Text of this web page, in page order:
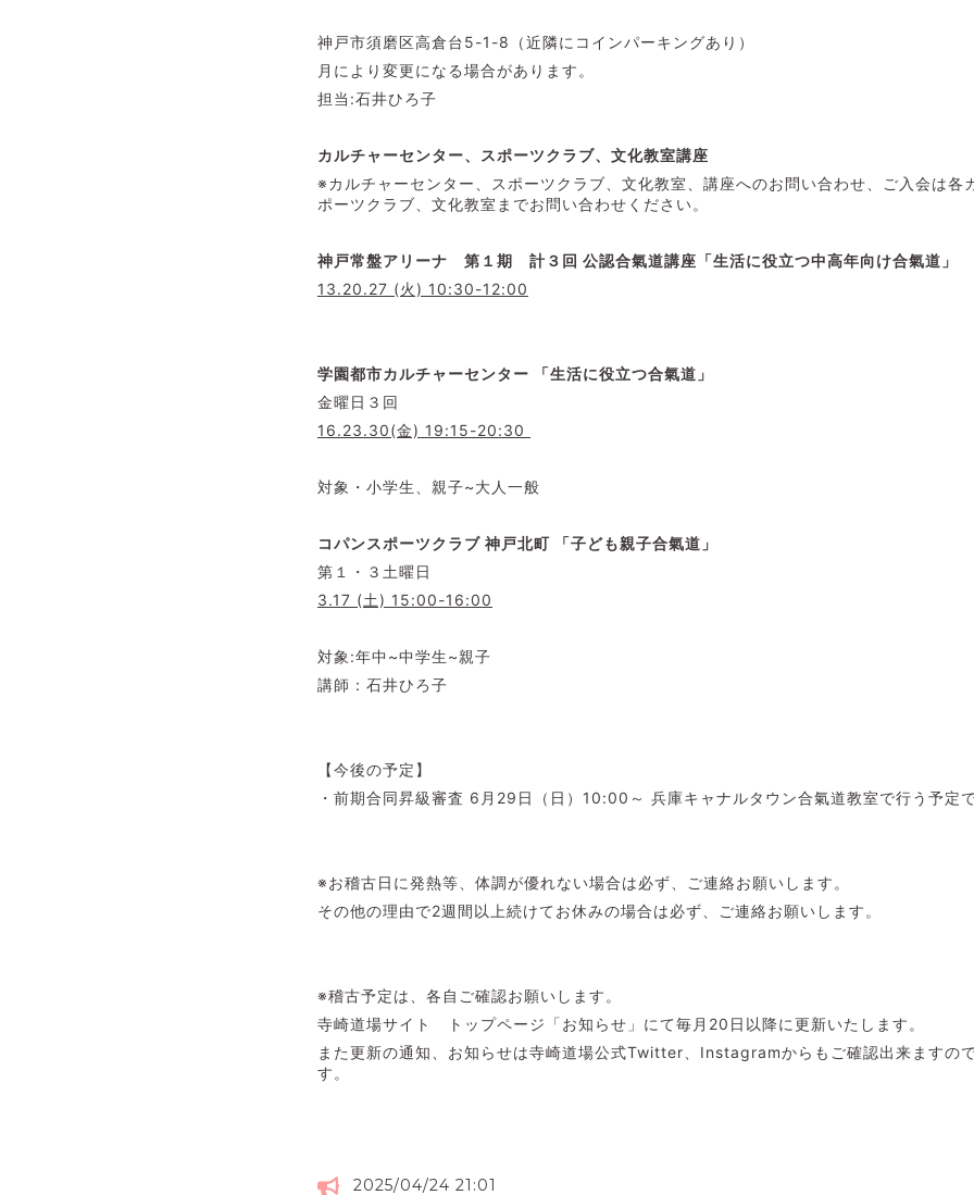
神戸市須磨区高倉台5-1-8（近隣にコインパーキングあり）
月により変更になる場合があります。
担当:石井ひろ子
カルチャーセンター、スポーツクラブ、文化教室講座
※カルチャーセンター、スポーツクラブ、文化教室、講座へのお問い合わせ、ご入会は各
ポーツクラブ、文化教室までお問い合わせください。
神戸常盤アリーナ 第１期 計３回 公認合氣道講座「生活に役立つ中高年向け合氣道」
13.20.27 (火) 10:30-12:00
学園都市カルチャーセンター 「生活に役立つ合氣道」
金曜日３回
16.23.30(金) 19:15-20:30
対象・小学生、親子~大人一般
コパンスポーツクラブ 神戸北町 「子ども親子合氣道」
第１・３土曜日
3.17 (土) 15:00-16:00
対象:年中~中学生~親子
講師：石井ひろ子
【今後の予定】
・前期合同昇級審査 6月29日（日）10:00～ 兵庫キャナルタウン合氣道教室で行う予定で
※お稽古日に発熱等、体調が優れない場合は必ず、ご連絡お願いします。
その他の理由で2週間以上続けてお休みの場合は必ず、ご連絡お願いします。
※稽古予定は、各自ご確認お願いします。
寺崎道場サイト トップページ「お知らせ」にて毎月20日以降に更新いたします。
また更新の通知、お知らせは寺崎道場公式Twitter、Instagramからもご確認出来ますの
す。
2025/04/24 21:01